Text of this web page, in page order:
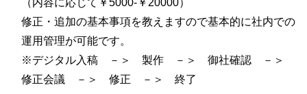
（内容に応じて￥5000-￥20000）
修正・追加の基本事項を教えますので基本的に社内での
運用管理が可能です。
※デジタル入稿 －＞ 製作 －＞ 御社確認 －＞
修正会議 －＞ 修正 －＞ 終了